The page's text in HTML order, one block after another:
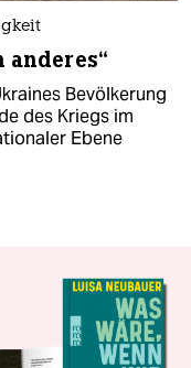
anderes“
Bevölkerung
des Kriegs im
Ebene